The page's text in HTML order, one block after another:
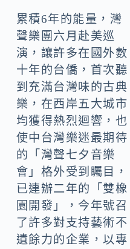
k
Li
n
k
累積6年的能量，灣
聲樂團六月赴美巡
演，讓許多在國外數
十年的台僑，首次聽
到充滿台灣味的古典
樂，在西岸五大城市
均獲得熱烈迴響，也
使中台灣樂迷最期待
的「灣聲七夕音樂
會」格外受到矚目，
已連辦二年的「雙橡
園開發」，今年號召
了許多對支持藝術不
遺餘力的企業，以專